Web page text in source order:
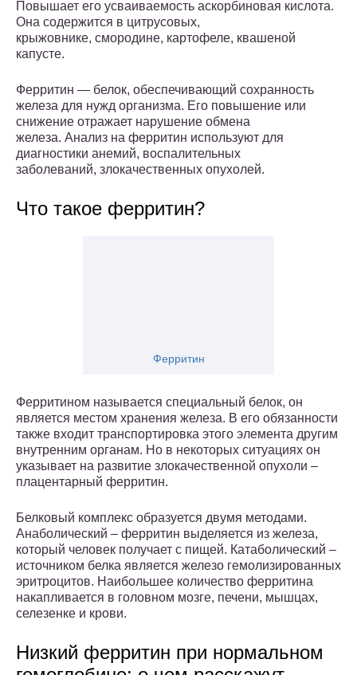
Повышает его усваиваемость аскорбиновая кислота.
Она содержится в цитрусовых,
крыжовнике, смородине, картофеле, квашеной
капусте.
Ферритин — белок, обеспечивающий сохранность
железа для нужд организма. Его повышение или
снижение отражает нарушение обмена
железа. Анализ на ферритин используют для
диагностики анемий, воспалительных
заболеваний, злокачественных опухолей.
Что такое ферритин?
Ферритин
Ферритином называется специальный белок, он
является местом хранения железа. В его обязанности
также входит транспортировка этого элемента другим
внутренним органам. Но в некоторых ситуациях он
указывает на развитие злокачественной опухоли –
плацентарный ферритин.
Белковый комплекс образуется двумя методами.
Анаболический – ферритин выделяется из железа,
который человек получает с пищей. Катаболический –
источником белка является железо гемолизированных
эритроцитов. Наибольшее количество ферритина
накапливается в головном мозге, печени, мышцах,
селезенке и крови.
Низкий ферритин при нормальном